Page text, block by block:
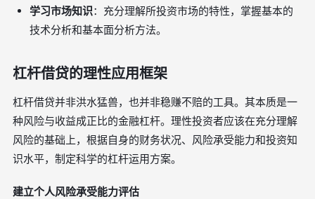
学习市场知识：充分理解所投资市场的特性，掌握基本的
技术分析和基本面分析方法。
杠杆借贷的理性应用框架
杠杆借贷并非洪水猛兽，也并非稳赚不赔的工具。其本质是一
种风险与收益成正比的金融杠杆。理性投资者应该在充分理解
风险的基础上，根据自身的财务状况、风险承受能力和投资知
识水平，制定科学的杠杆运用方案。
建立个人风险承受能力评估